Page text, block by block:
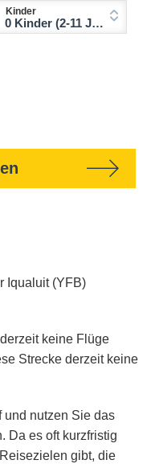
Kinder
0 Kinder (2-11 Jahre)
Iqualuit (YFB)
keine Flüge
Strecke derzeit keine
und nutzen Sie das
Da es oft kurzfristig
gibt, die